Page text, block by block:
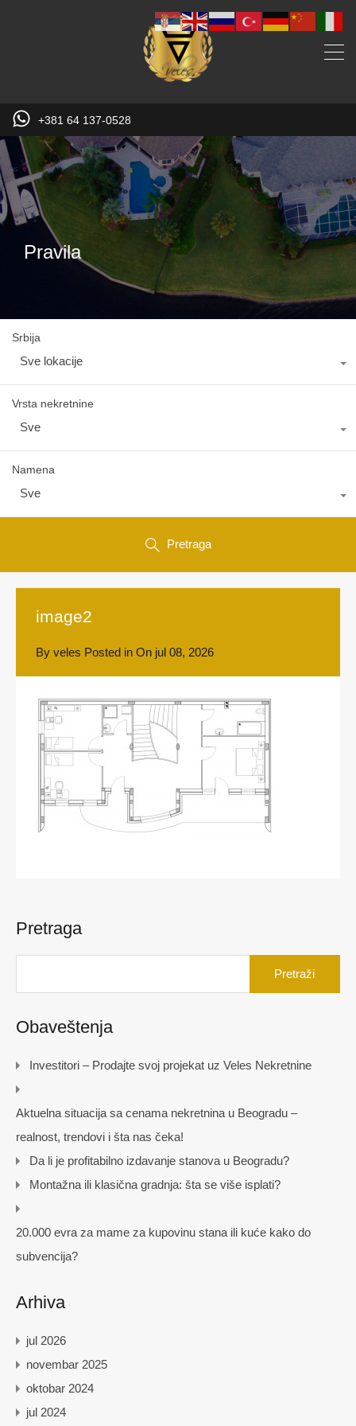
+381 64 137-0528
Pravila
Srbija
Sve lokacije
Vrsta nekretnine
Sve
Namena
Sve
Pretraga
image2
By veles Posted in On jul 08, 2026
Pretraga
Obaveštenja
Investitori – Prodajte svoj projekat uz Veles Nekretnine
Aktuelna situacija sa cenama nekretnina u Beogradu –
realnost, trendovi i šta nas čeka!
Da li je profitabilno izdavanje stanova u Beogradu?
Montažna ili klasična gradnja: šta se više isplati?
20.000 evra za mame za kupovinu stana ili kuće kako do
subvencija?
Arhiva
jul 2026
novembar 2025
oktobar 2024
jul 2024